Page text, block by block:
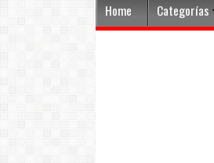
Home Categorías